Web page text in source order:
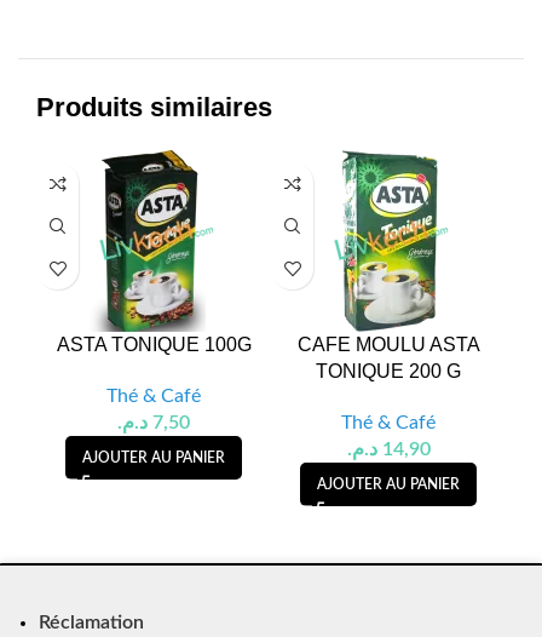
Produits similaires
ASTA TONIQUE 100G
Thé & Café
7,50 د.م.
AJOUTER AU PANIER
CAFE MOULU ASTA
TONIQUE 200 G
Thé & Café
14,90 د.م.
AJOUTER AU PANIER
Réclamation